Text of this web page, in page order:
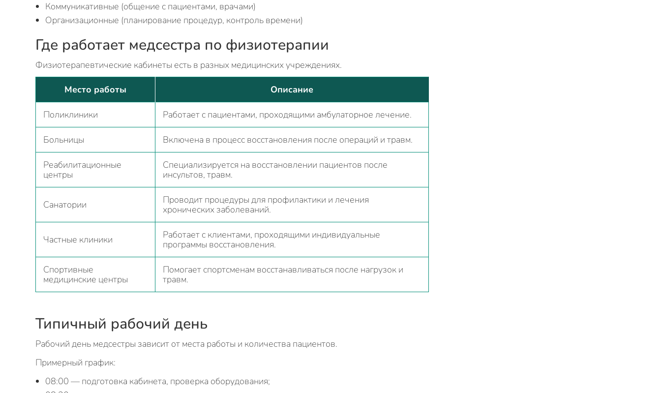
Коммуникативные (общение с пациентами, врачами)
Организационные (планирование процедур, контроль времени)
Где работает медсестра по физиотерапии
Физиотерапевтические кабинеты есть в разных медицинских учреждениях.
Место работы Описание
Поликлиники Работает с пациентами, проходящими амбулаторное лечение.
Больницы Включена в процесс восстановления после операций и травм.
Реабилитационные
центры
Специализируется на восстановлении пациентов после
инсультов, травм.
Санатории
Проводит процедуры для профилактики и лечения
хронических заболеваний.
Частные клиники
Работает с клиентами, проходящими индивидуальные
программы восстановления.
Спортивные
медицинские центры
Помогает спортсменам восстанавливаться после нагрузок и
травм.
Типичный рабочий день
Рабочий день медсестры зависит от места работы и количества пациентов.
Примерный график:
08:00 — подготовка кабинета, проверка оборудования;